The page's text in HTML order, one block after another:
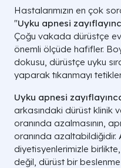
Hastalarımızın en çok
"Uyku apnesi
Çoğu vakada dürüstçe
önemli ölçüde hafifler.
dokusu, dürüstçe uyku
yaparak tıkanmayı
Uyku apnesi
arkasındaki dürüst klinik
oranında azalmasının,
oranında azaltabildiğidir.
diyetisyenlerimizle
değil, dürüst bir beslenme